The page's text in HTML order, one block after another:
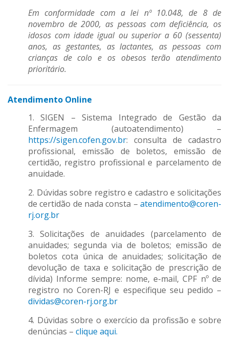
Em conformidade com a lei nº 10.048, de 8 de
novembro de 2000, as pessoas com deficiência, os
idosos com idade igual ou superior a 60 (sessenta)
anos, as gestantes, as lactantes, as pessoas com
crianças de colo e os obesos terão atendimento
prioritário.
Atendimento Online
1. SIGEN – Sistema Integrado de Gestão da
Enfermagem (autoatendimento) –
https://sigen.cofen.gov.br: consulta de cadastro
profissional, emissão de boletos, emissão de
certidão, registro profissional e parcelamento de
anuidade.
2. Dúvidas sobre registro e cadastro e solicitações
de certidão de nada consta – atendimento@coren-
rj.org.br
3. Solicitações de anuidades (parcelamento de
anuidades; segunda via de boletos; emissão de
boletos cota única de anuidades; solicitação de
devolução de taxa e solicitação de prescrição de
dívida) Informe sempre: nome, e-mail, CPF nº de
registro no Coren-RJ e especifique seu pedido –
dividas@coren-rj.org.br
4. Dúvidas sobre o exercício da profissão e sobre
denúncias – clique aqui.